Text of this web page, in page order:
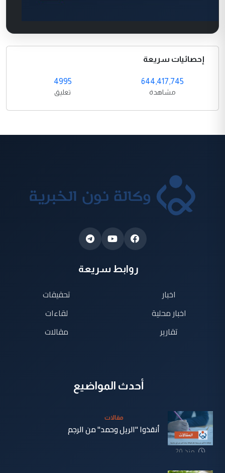
إحصائيات سريعة
644,417,745
مشاهدة
4995
تعليق
روابط سريعة
اخبار
اخبار محلية
تقارير
تحقيقات
لقاءات
مقالات
أحدث المواضيع
منذ 20
مقالات
أنقذوا "الريل وحمد" من الرجم